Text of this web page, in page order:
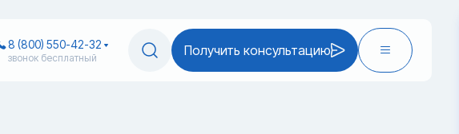
8 (800) 550-42-32
звонок бесплатный Получить консультацию